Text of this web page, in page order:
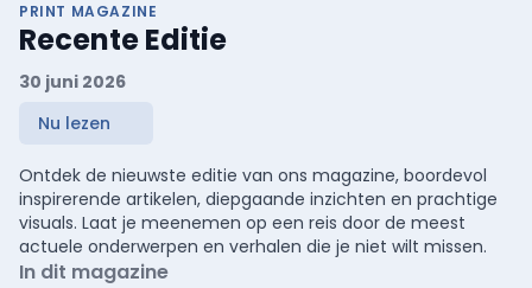
PRINT MAGAZINE
Recente Editie
30 juni 2026
Nu lezen
Ontdek de nieuwste editie van ons magazine, boordevol
inspirerende artikelen, diepgaande inzichten en prachtige
visuals. Laat je meenemen op een reis door de meest
actuele onderwerpen en verhalen die je niet wilt missen.
In dit magazine